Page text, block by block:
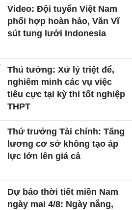
Video: Đội tuyển Việt Nam
phối hợp hoàn hảo, Văn Vĩ
sút tung lưới Indonesia
Thủ tướng: Xử lý triệt để,
nghiêm minh các vụ việc
tiêu cực tại kỳ thi tốt nghiệp
THPT
Thứ trưởng Tài chính: Tăng
lương cơ sở không tạo áp
lực lớn lên giá cả
Dự báo thời tiết miền Nam
ngày mai 4/8: Ngày nắng,